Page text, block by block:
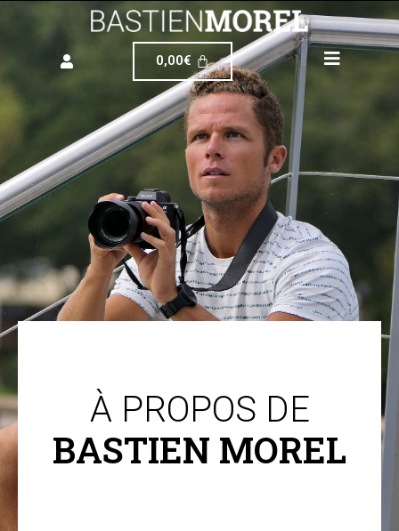
0,00€
À PROPOS DE
BASTIEN MOREL